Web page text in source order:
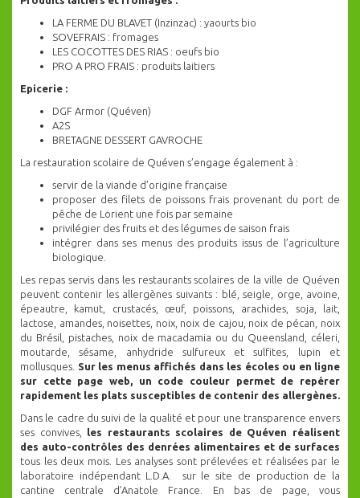
LA FERME DU BLAVET (Inzinzac) : yaourts bio
SOVEFRAIS : fromages
LES COCOTTES DES RIAS : oeufs bio
PRO A PRO FRAIS : produits laitiers
Epicerie :
DGF Armor (Quéven)
A2S
BRETAGNE DESSERT GAVROCHE
La restauration scolaire de Quéven s’engage également à :
servir de la viande d’origine française
proposer des filets de poissons frais provenant du port de
pêche de Lorient une fois par semaine
privilégier des fruits et des légumes de saison frais
intégrer dans ses menus des produits issus de l’agriculture
biologique.
Les repas servis dans les restaurants scolaires de la ville de Quéven
peuvent contenir les allergènes suivants : blé, seigle, orge, avoine,
épeautre, kamut, crustacés, œuf, poissons, arachides, soja, lait,
lactose, amandes, noisettes, noix, noix de cajou, noix de pécan, noix
du Brésil, pistaches, noix de macadamia ou du Queensland, céleri,
moutarde, sésame, anhydride sulfureux et sulfites, lupin et
mollusques. Sur les menus affichés dans les écoles ou en ligne
sur cette page web, un code couleur permet de repérer
rapidement les plats susceptibles de contenir des allergènes.
Dans le cadre du suivi de la qualité et pour une transparence envers
ses convives,
les restaurants scolaires de Quéven réalisent
des auto-contrôles des denrées alimentaires et de surfaces
tous les deux mois. Les analyses sont prélevées et réalisées par le
laboratoire indépendant L.D.A. sur le site de production de la
cantine centrale d’Anatole France. En bas de page, vous